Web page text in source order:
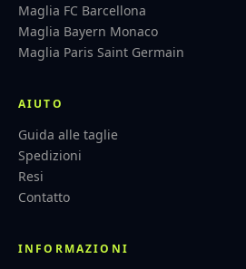
Maglia FC Barcellona
Maglia Bayern Monaco
Maglia Paris Saint Germain
AIUTO
Guida alle taglie
Spedizioni
Resi
Contatto
INFORMAZIONI